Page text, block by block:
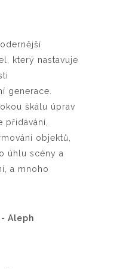
který nastavuje
generace.
škálu úprav
přidávání,
objektů,
úhlu scény a
a mnoho
Aleph